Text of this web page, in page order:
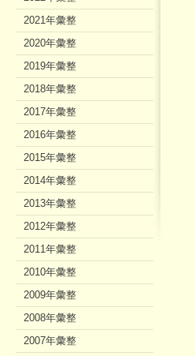
2021年彙整
2020年彙整
2019年彙整
2018年彙整
2017年彙整
2016年彙整
2015年彙整
2014年彙整
2013年彙整
2012年彙整
2011年彙整
2010年彙整
2009年彙整
2008年彙整
2007年彙整